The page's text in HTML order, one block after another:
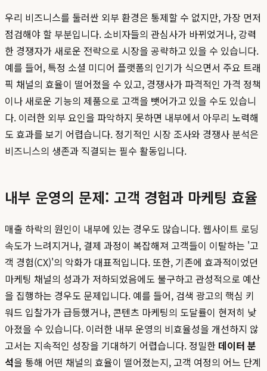
우리 비즈니스를 둘러싼 외부 환경은 통제할 수 없지만, 가장 먼저
점검해야 할 부분입니다. 소비자들의 관심사가 바뀌었거나, 강력
한 경쟁자가 새로운 전략으로 시장을 공략하고 있을 수 있습니다.
예를 들어, 특정 소셜 미디어 플랫폼의 인기가 식으면서 주요 트래
픽 채널의 효율이 떨어졌을 수 있고, 경쟁사가 파격적인 가격 정책
이나 새로운 기능의 제품으로 고객을 뺏어가고 있을 수도 있습니
다. 이러한 외부 요인을 파악하지 못하면 내부에서 아무리 노력해
도 효과를 보기 어렵습니다. 정기적인 시장 조사와 경쟁사 분석은
비즈니스의 생존과 직결되는 필수 활동입니다.
내부 운영의 문제: 고객 경험과 마케팅 효율
매출 하락의 원인이 내부에 있는 경우도 많습니다. 웹사이트 로딩
속도가 느려지거나, 결제 과정이 복잡해져 고객들이 이탈하는 '고
객 경험(CX)'의 악화가 대표적입니다. 또한, 기존에 효과적이었던
마케팅 채널의 성과가 저하되었음에도 불구하고 관성적으로 예산
을 집행하는 경우도 문제입니다. 예를 들어, 검색 광고의 핵심 키
워드 입찰가가 급등했거나, 콘텐츠 마케팅의 도달률이 현저히 낮
아졌을 수 있습니다. 이러한 내부 운영의 비효율성을 개선하지 않
고서는 지속적인 성장을 기대하기 어렵습니다. 정밀한 데이터 분
석을 통해 어떤 채널의 효율이 떨어졌는지, 고객 여정의 어느 단계